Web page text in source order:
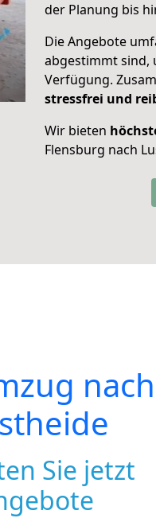
der Planung bis
Die Angebote
abgestimmt sind,
Verfügung.
stressfrei und
Wir bieten
Flensburg nach
nach
Sie jetzt